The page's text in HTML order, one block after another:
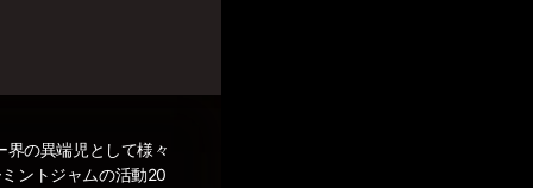
の異端児として様々
ントジャムの活動20